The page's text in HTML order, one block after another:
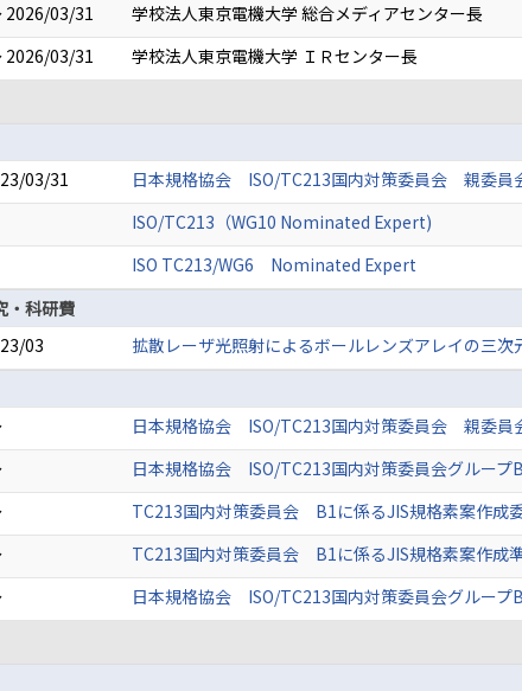
2026/03/31
学校法人東京電機大学 総合メディアセンター長
2026/03/31
学校法人東京電機大学 ＩＲセンター長
03/31
日本規格協会 ISO/TC213国内対策委員会 親委員
ISO/TC213（WG10 Nominated Expert)
ISO TC213/WG6 Nominated Expert
・科研費
03
拡散レーザ光照射によるボールレンズアレイの三
日本規格協会 ISO/TC213国内対策委員会 親委員
日本規格協会 ISO/TC213国内対策委員会グループ
TC213国内対策委員会 B1に係るJIS規格素案作成
TC213国内対策委員会 B1に係るJIS規格素案作成
日本規格協会 ISO/TC213国内対策委員会グループ